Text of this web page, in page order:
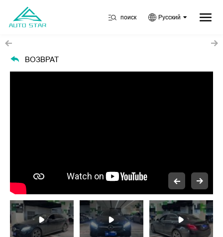
поиск Русский
ВОЗВРАТ